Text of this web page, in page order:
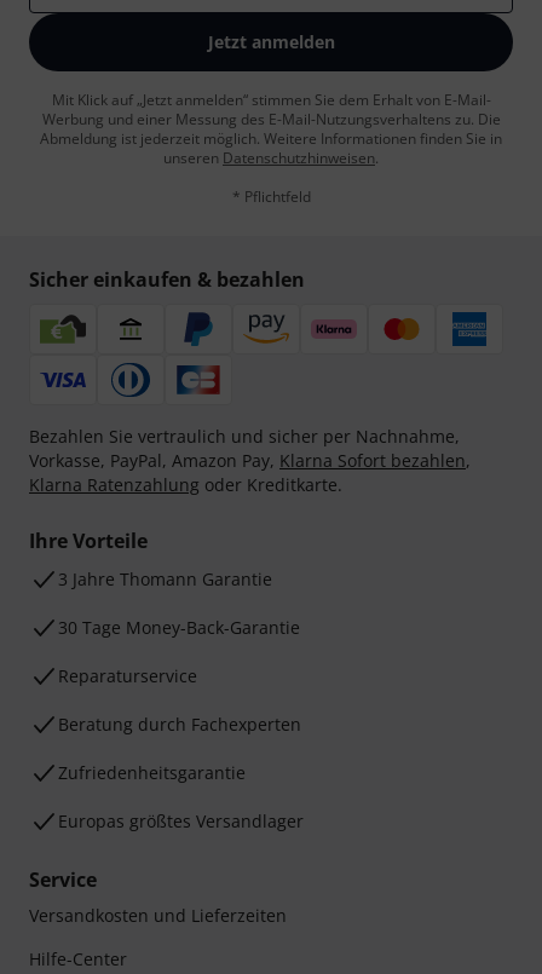
Jetzt anmelden
Mit Klick auf „Jetzt anmelden“ stimmen Sie dem Erhalt von E-Mail-
Werbung und einer Messung des E-Mail-Nutzungsverhaltens zu. Die
Abmeldung ist jederzeit möglich. Weitere Informationen finden Sie in
unseren Datenschutzhinweisen.
* Pflichtfeld
Sicher einkaufen & bezahlen
Bezahlen Sie vertraulich und sicher per Nachnahme,
Vorkasse, PayPal, Amazon Pay, Klarna Sofort bezahlen,
Klarna Ratenzahlung oder Kreditkarte.
Ihre Vorteile
3 Jahre Thomann Garantie
30 Tage Money-Back-Garantie
Reparaturservice
Beratung durch Fachexperten
Zufriedenheitsgarantie
Europas größtes Versandlager
Service
Versandkosten und Lieferzeiten
Hilfe-Center